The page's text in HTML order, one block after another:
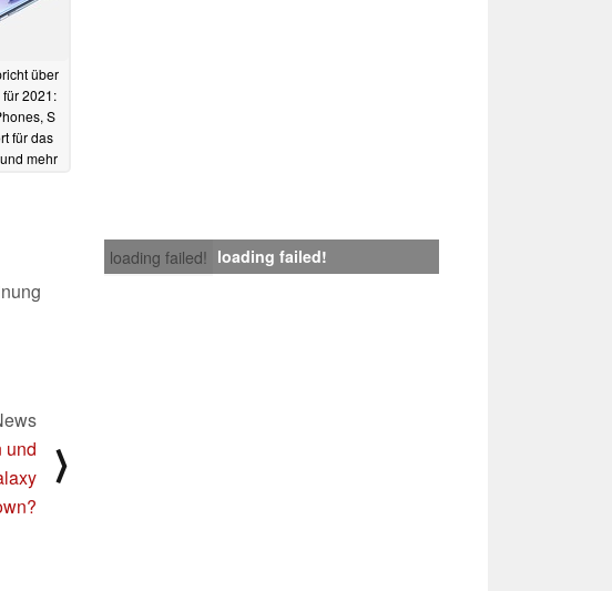
über
2021:
S
für das
mehr
loading failed! loading failed!
und
⟩